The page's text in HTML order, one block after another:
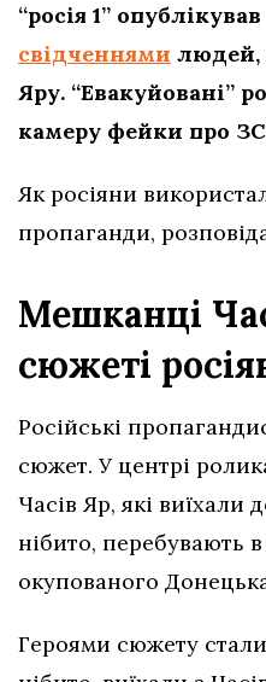
“росія 1”
свідченнями людей,
Яру. “Евакуйовані”
камеру фейки про
Як росіяни
пропаганди,
Мешканці
сюжеті
Російські
сюжет. У центрі
Часів Яр, які виїхали
нібито, перебувають
окупованого
Героями сюжету